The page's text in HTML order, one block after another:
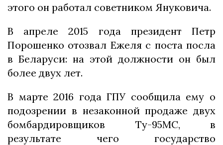
этого он работал советником Януковича.
В апреле 2015 года президент Петр
Порошенко отозвал Ежеля с поста посла
в Беларуси: на этой должности он был
более двух лет.
В марте 2016 года ГПУ сообщила ему о
подозрении в незаконной продаже двух
бомбардировщиков Ту-95МС, в
результате чего государство